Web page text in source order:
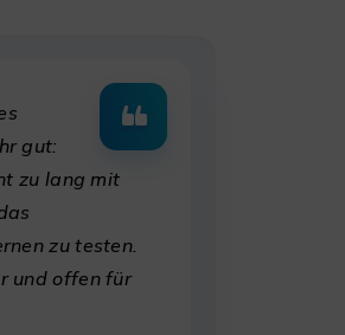
gut:
zu lang mit
zu testen.
und offen für